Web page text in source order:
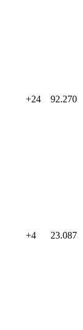
+24 92.270
+4 23.087